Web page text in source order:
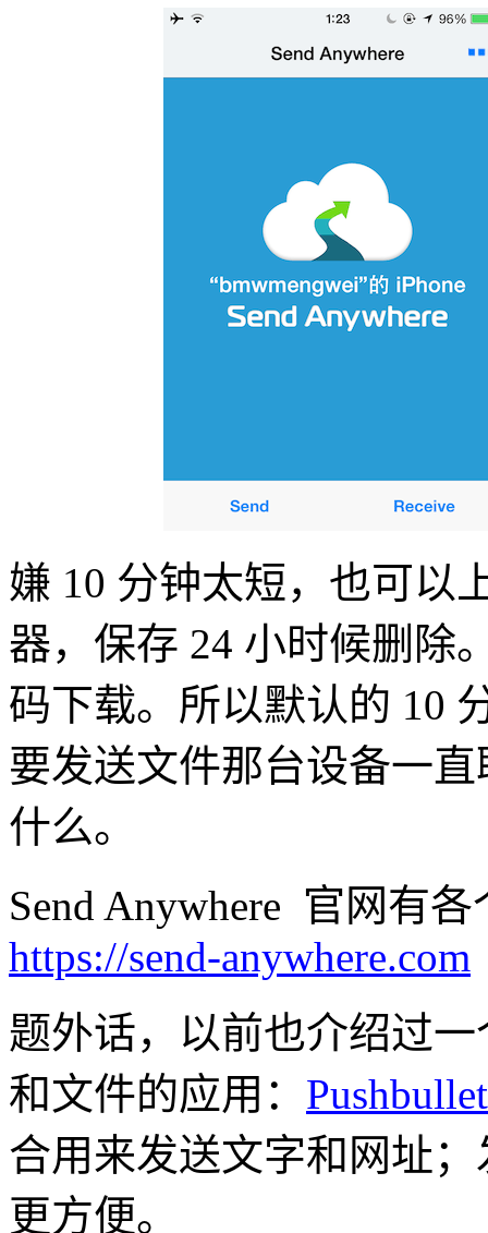
嫌 10 分钟太短，也可以
器，保存 24 小时候删除
码下载。所以默认的 10
要发送文件那台设备一
什么。
Send Anywhere 官网有
https://send-anywhere.com
题外话，以前也介绍过
和文件的应用： Pushbullet
合用来发送文字和网址；
更方便。